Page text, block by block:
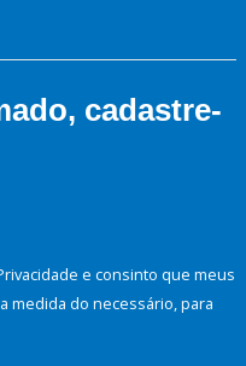
cadastre-
e consinto que meus
medida do necessário, para